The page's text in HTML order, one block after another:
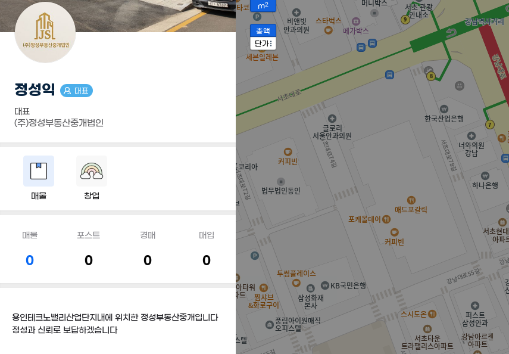
m2
총액
단가
정성익 대표
대표
(주)정성부동산중개법인
매물 창업
매물
0
포스트
0
경매
0
매입
0
용인테크노밸리산업단지내에 위치한 정성부동산중개입니다
정성과 신뢰로 보답하겠습니다